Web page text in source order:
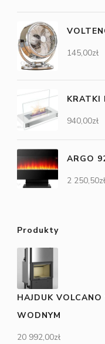
145,00zł
KRATKI
940,00zł
ARGO
2 250,50zł
Produkty
HAJDUK
WODNYM
20 992,00zł